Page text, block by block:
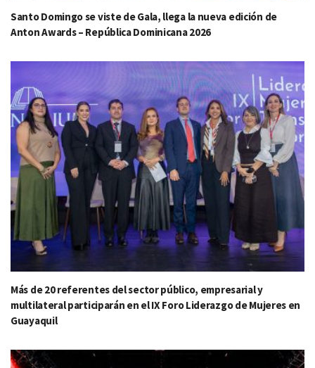
Santo Domingo se viste de Gala, llega la nueva edición de
Anton Awards – República Dominicana 2026
Más de 20 referentes del sector público, empresarial y
multilateral participarán en el IX Foro Liderazgo de Mujeres en
Guayaquil